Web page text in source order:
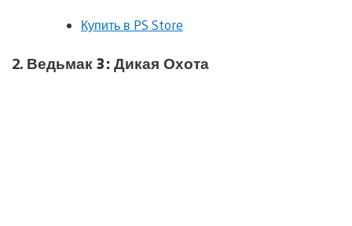
Купить в PS Store
2. Ведьмак 3: Дикая Охота